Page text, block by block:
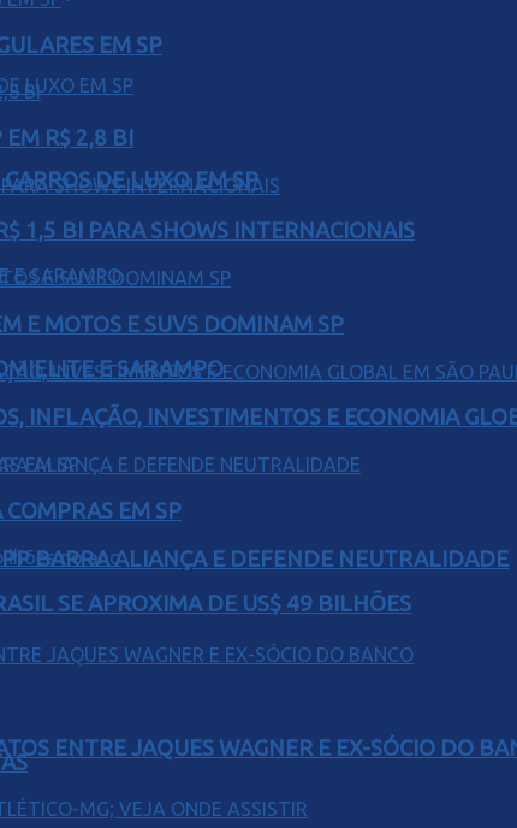
DE LUXO EM SP
E SARAMPO
BARRA ALIANÇA E DEFENDE NEUTRALIDADE
ENTRE JAQUES WAGNER E EX-SÓCIO DO
EM SP
R$ 2,8 BI
1,5 BI PARA SHOWS INTERNACIONAIS
E MOTOS E SUVS DOMINAM SP
INFLAÇÃO, INVESTIMENTOS E ECONOMIA
EM SP
SE APROXIMA DE US$ 49 BILHÕES